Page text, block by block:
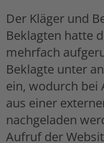
Der Kläger und
Beklagten hatte
mehrfach
Beklagte unter
ein, wodurch bei
aus einer
nachgeladen
Aufruf der